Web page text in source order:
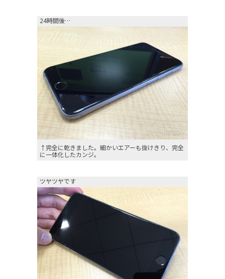
24時間後…
↑完全に乾きました。細かいエアーも抜けきり、完全
に一体化したカンジ。
ツヤツヤです